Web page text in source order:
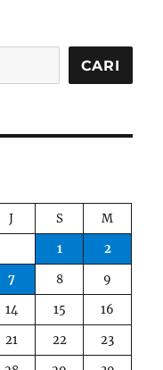
CARI
J S
M
1
2
7 8
9
14 15
16
21 22
23